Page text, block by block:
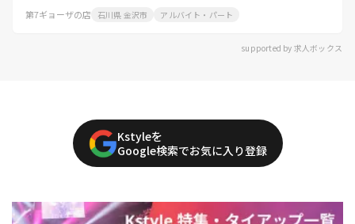
第7ギョーザの店 石川県 金沢市 アルバイト・パート
supported by 求人ボックス
Kstyleを
Google検索でお気に入り登録